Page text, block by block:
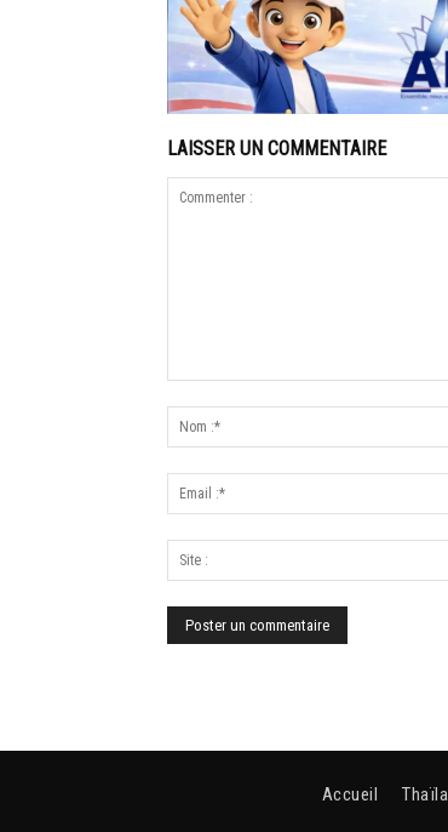
LAISSER UN COMMENTAIRE
Accueil